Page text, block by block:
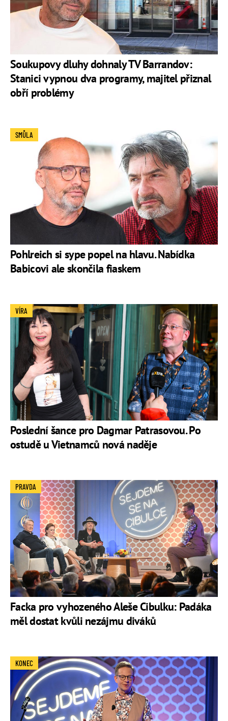
Soukupovy dluhy dohnaly TV Barrandov:
Stanici vypnou dva programy, majitel přiznal
obří problémy
Pohlreich si sype popel na hlavu. Nabídka
Babicovi ale skončila fiaskem
SMŮLA
Poslední šance pro Dagmar Patrasovou. Po
ostudě u Vietnamců nová naděje
VÍRA
Facka pro vyhozeného Aleše Cibulku: Padáka
měl dostat kvůli nezájmu diváků
PRAVDA
KONEC